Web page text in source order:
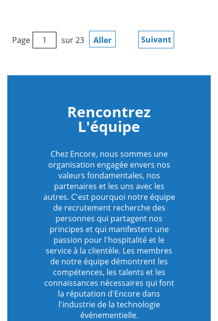
Page sur 23 Aller Suivant
Rencontrez
L'équipe
Chez Encore, nous sommes une
organisation engagée envers nos
valeurs fondamentales, nos
partenaires et les uns avec les
autres. C'est pourquoi notre équipe
de recrutement recherche des
personnes qui partagent nos
principes et qui manifestent une
passion pour l'hospitalité et le
service à la clientèle. Les membres
de notre équipe démontrent les
compétences, les talents et les
connaissances nécessaires qui font
la réputation d'Encore dans
l'industrie de la technologie
événementielle.